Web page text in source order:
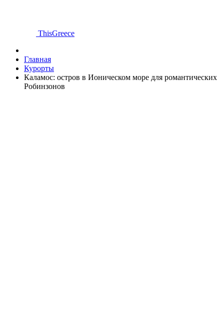
ThisGreece
Главная
Курорты
Каламос: остров в Ионическом море для романтических
Робинзонов